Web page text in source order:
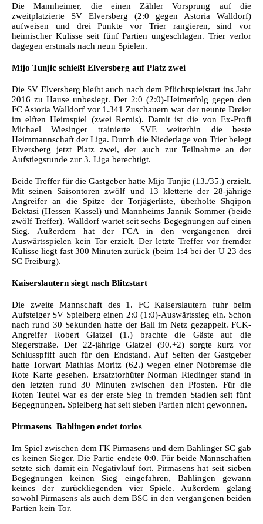
Die Mannheimer, die einen Zähler Vorsprung auf die
zweitplatzierte SV Elversberg (2:0 gegen Astoria Walldorf)
aufweisen und drei Punkte vor Trier rangieren, sind vor
heimischer Kulisse seit fünf Partien ungeschlagen. Trier verlor
dagegen erstmals nach neun Spielen.
Mijo Tunjic schießt Elversberg auf Platz zwei
Die SV Elversberg bleibt auch nach dem Pflichtspielstart ins Jahr
2016 zu Hause unbesiegt. Der 2:0 (2:0)-Heimerfolg gegen den
FC Astoria Walldorf vor 1.341 Zuschauern war der neunte Dreier
im elften Heimspiel (zwei Remis). Damit ist die von Ex-Profi
Michael Wiesinger trainierte SVE weiterhin die beste
Heimmannschaft der Liga. Durch die Niederlage von Trier belegt
Elversberg jetzt Platz zwei, der auch zur Teilnahme an der
Aufstiegsrunde zur 3. Liga berechtigt.
Beide Treffer für die Gastgeber hatte Mijo Tunjic (13./35.) erzielt.
Mit seinen Saisontoren zwölf und 13 kletterte der 28-jährige
Angreifer an die Spitze der Torjägerliste, überholte Shqipon
Bektasi (Hessen Kassel) und Mannheims Jannik Sommer (beide
zwölf Treffer). Walldorf wartet seit sechs Begegnungen auf einen
Sieg. Außerdem hat der FCA in den vergangenen drei
Auswärtsspielen kein Tor erzielt. Der letzte Treffer vor fremder
Kulisse liegt fast 300 Minuten zurück (beim 1:4 bei der U 23 des
SC Freiburg).
Kaiserslautern siegt nach Blitzstart
Die zweite Mannschaft des 1. FC Kaiserslautern fuhr beim
Aufsteiger SV Spielberg einen 2:0 (1:0)-Auswärtssieg ein. Schon
nach rund 30 Sekunden hatte der Ball im Netz gezappelt. FCK-
Angreifer Robert Glatzel (1.) brachte die Gäste auf die
Siegerstraße. Der 22-jährige Glatzel (90.+2) sorgte kurz vor
Schlusspfiff auch für den Endstand. Auf Seiten der Gastgeber
hatte Torwart Mathias Moritz (62.) wegen einer Notbremse die
Rote Karte gesehen. Ersatztorhüter Norman Riedinger stand in
den letzten rund 30 Minuten zwischen den Pfosten. Für die
Roten Teufel war es der erste Sieg in fremden Stadien seit fünf
Begegnungen. Spielberg hat seit sieben Partien nicht gewonnen.
Pirmasens  Bahlingen endet torlos
Im Spiel zwischen dem FK Pirmasens und dem Bahlinger SC gab
es keinen Sieger. Die Partie endete 0:0. Für beide Mannschaften
setzte sich damit ein Negativlauf fort. Pirmasens hat seit sieben
Begegnungen keinen Sieg eingefahren, Bahlingen gewann
keines der zurückliegenden vier Spiele. Außerdem gelang
sowohl Pirmasens als auch dem BSC in den vergangenen beiden
Partien kein Tor.